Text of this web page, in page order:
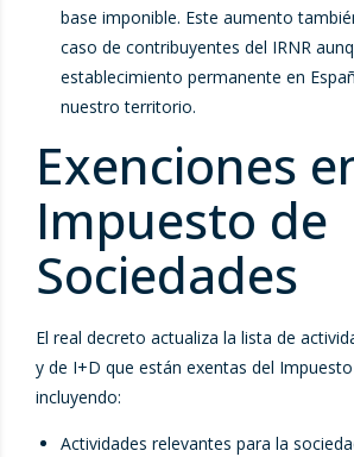
base imponible. Este aumento
caso de contribuyentes del IRNR
establecimiento permanente en
nuestro territorio.
Exenciones
Impuesto de
Sociedades
El real decreto actualiza la lista de
y de I+D que están exentas del
incluyendo:
Actividades relevantes para la